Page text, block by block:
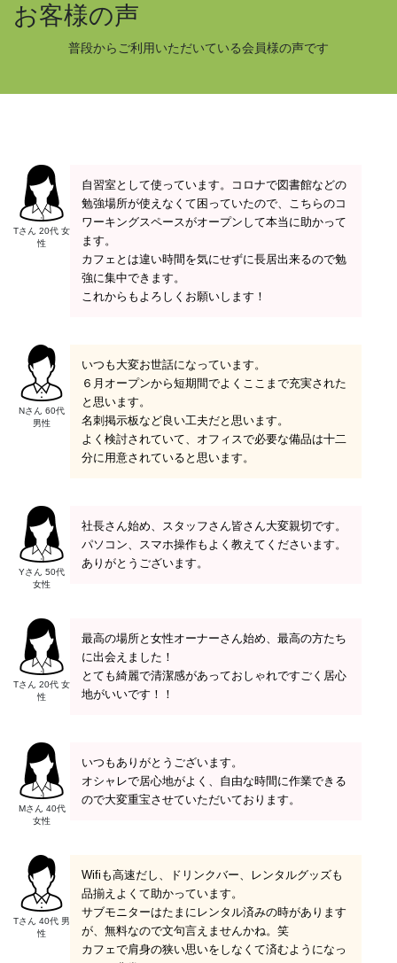
お客様の声
普段からご利用いただいている会員様の声です
Tさん 20代 女
性
自習室として使っています。コロナで図書館などの
勉強場所が使えなくて困っていたので、こちらのコ
ワーキングスペースがオープンして本当に助かって
ます。
カフェとは違い時間を気にせずに長居出来るので勉
強に集中できます。
これからもよろしくお願いします！
Nさん 60代
男性
いつも大変お世話になっています。
６月オープンから短期間でよくここまで充実された
と思います。
名刺掲示板など良い工夫だと思います。
よく検討されていて、オフィスで必要な備品は十二
分に用意されていると思います。
Yさん 50代
女性
社長さん始め、スタッフさん皆さん大変親切です。
パソコン、スマホ操作もよく教えてくださいます。
ありがとうございます。
Tさん 20代 女
性
最高の場所と女性オーナーさん始め、最高の方たち
に出会えました！
とても綺麗で清潔感があっておしゃれですごく居心
地がいいです！！
Mさん 40代
女性
いつもありがとうございます。
オシャレで居心地がよく、自由な時間に作業できる
ので大変重宝させていただいております。
Tさん 40代 男
性
Wifiも高速だし、ドリンクバー、レンタルグッズも
品揃えよくて助かっています。
サブモニターはたまにレンタル済みの時があります
が、無料なので文句言えませんかね。笑
カフェで肩身の狭い思いをしなくて済むようになっ